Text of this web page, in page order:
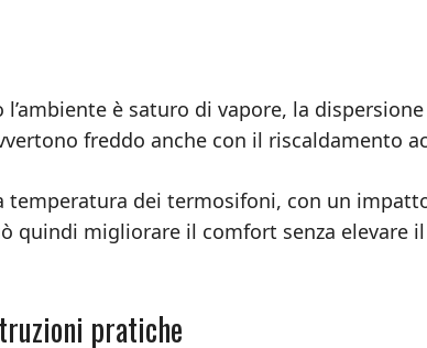
è saturo di vapore, la
freddo anche con il riscaldamento
dei termosifoni, con un
quindi migliorare il comfort senza elevare il
pratiche